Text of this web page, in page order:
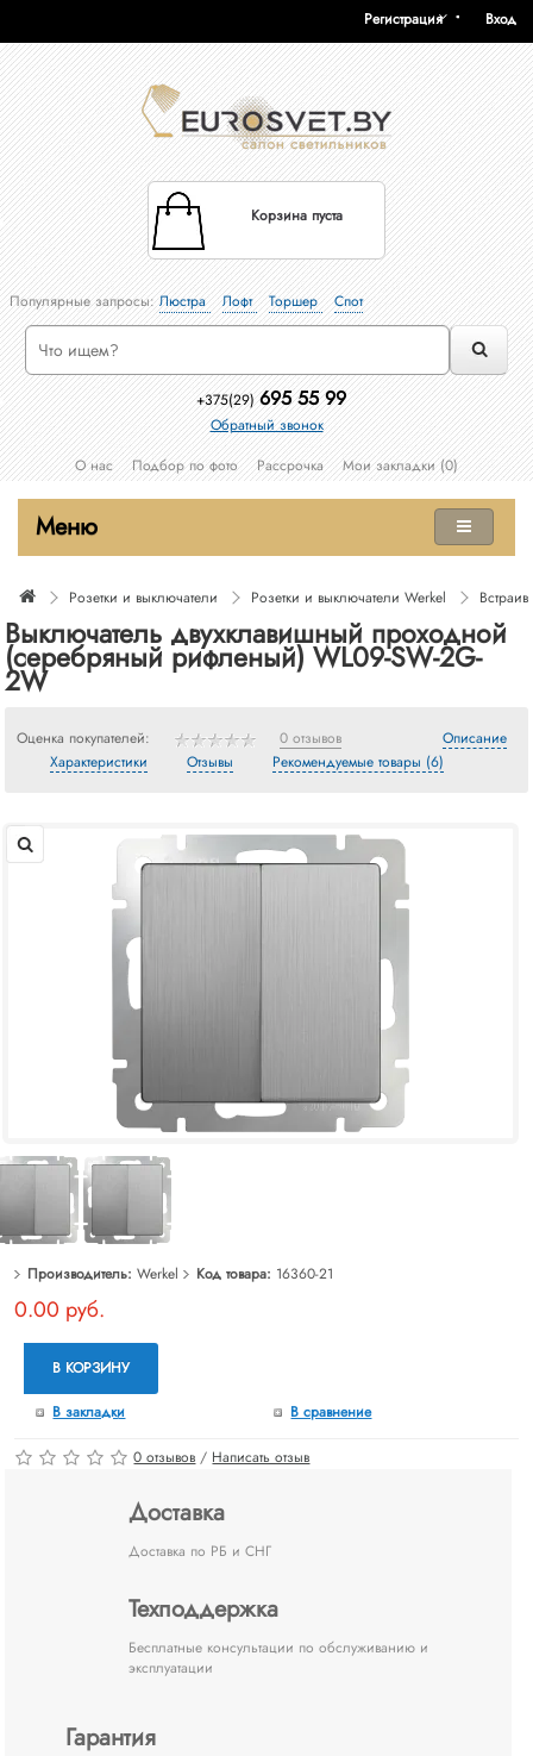
Вход
Регистрация
Корзина пуста
Популярные запросы:Люстра Лофт Торшер Спот
+375(29) 695 55 99
Обратный звонок
О нас
Подбор по фото Рассрочка Мои закладки (0)
Меню
Розетки и выключатели Розетки и выключатели Werkel
Выключатель двухклавишный проходной
(cеребряный рифленый) WL09-SW-2G-
2W
Оценка покупателей: 0 отзывов
Описание
Характеристики
Отзывы Рекомендуемые товары (6)
Производитель: Werkel Код товара: 16360-21
0.00 руб.
В КОРЗИНУ
В закладки В сравнение
0 отзывов / Написать отзыв
Доставка
Доставка по РБ и СНГ
Техподдержка
Бесплатные консультации по обслуживанию и
эксплуатации
Гарантия